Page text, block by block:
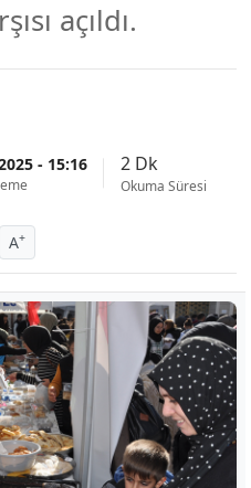
açıldı.
- 15:16 2 Dk
Okuma Süresi
A+